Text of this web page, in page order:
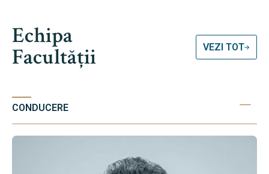
Echipa
Facultății VEZI TOT
CONDUCERE